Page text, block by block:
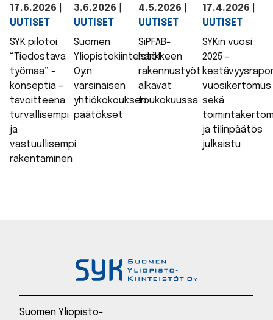
17.6.2026
UUTISET
SYK pilotoi
“Tiedostava
työmaa” -
konseptia –
tavoitteena
turvallisempi
ja
vastuullisempi
rakentaminen
3.6.2026
UUTISET
Suomen
Yliopistokiinteistöt
Oy:n
varsinaisen
yhtiökokouksen
päätökset
4.5.2026
UUTISET
SiPFAB-
hankkeen
rakennustyöt
alkavat
toukokuussa
17.4.2026
UUTISET
SYKin vuosi
2025 –
vuosikertomus
sekä
ja tilinpäätös
julkaistu
Suomen Yliopisto-